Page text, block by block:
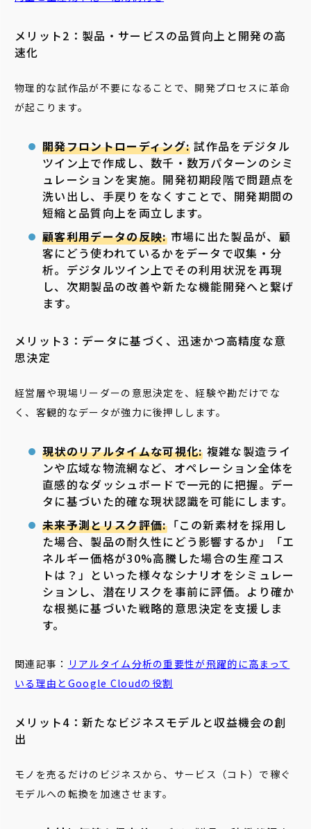
メリット2：製品・サービスの品質向上と開発の高
速化
物理的な試作品が不要になることで、開発プロセスに革命
が起こります。
開発フロントローディング: 試作品をデジタル
ツイン上で作成し、数千・数万パターンのシミ
ュレーションを実施。開発初期段階で問題点を
洗い出し、手戻りをなくすことで、開発期間の
短縮と品質向上を両立します。
顧客利用データの反映:市場に出た製品が、顧
客にどう使われているかをデータで収集・分
析。デジタルツイン上でその利用状況を再現
し、次期製品の改善や新たな機能開発へと繋げ
ます。
メリット3：データに基づく、迅速かつ高精度な意
思決定
経営層や現場リーダーの意思決定を、経験や勘だけでな
く、客観的なデータが強力に後押しします。
現状のリアルタイムな可視化: 複雑な製造ライ
ンや広域な物流網など、オペレーション全体を
直感的なダッシュボードで一元的に把握。デー
タに基づいた的確な現状認識を可能にします。
未来予測とリスク評価:「この新素材を採用し
た場合、製品の耐久性にどう影響するか」「エ
ネルギー価格が30%高騰した場合の生産コス
トは？」といった様々なシナリオをシミュレー
ションし、潜在リスクを事前に評価。より確か
な根拠に基づいた戦略的意思決定を支援しま
す。
関連記事： リアルタイム分析の重要性が飛躍的に高まって
いる理由とGoogle Cloudの役割
メリット4：新たなビジネスモデルと収益機会の創
出
モノを売るだけのビジネスから、サービス（コト）で稼ぐ
モデルへの転換を加速させます。